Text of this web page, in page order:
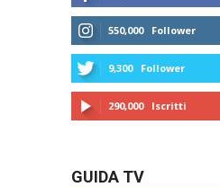
550,000 Follower
9,300 Follower
290,000 Iscritti
GUIDA TV